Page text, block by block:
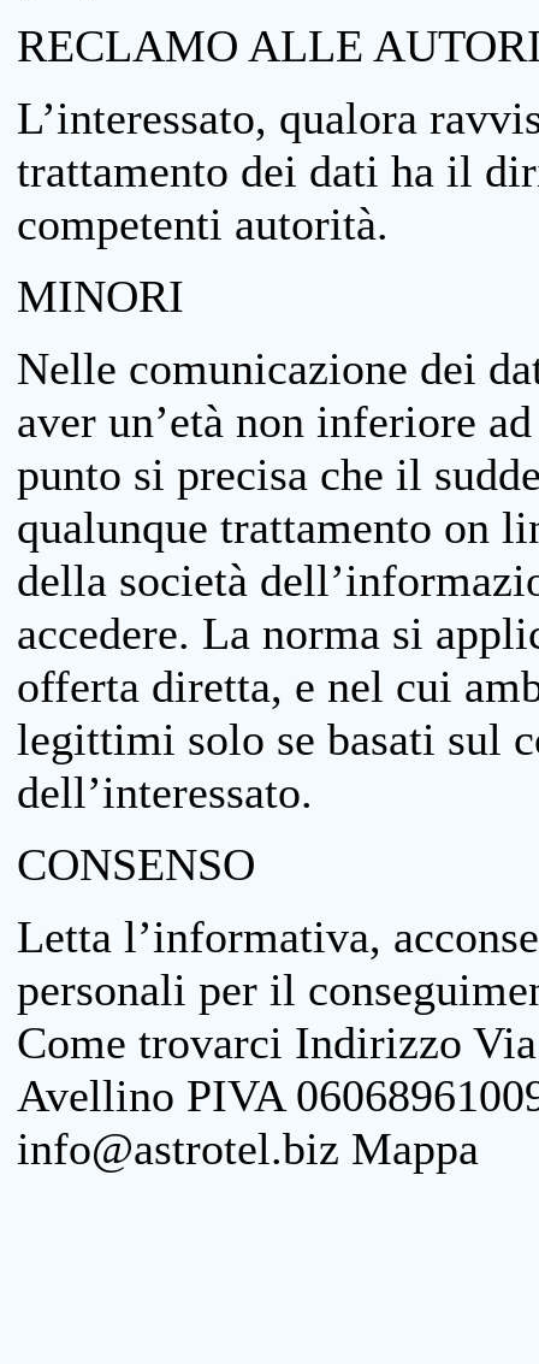
RECLAMO ALLE
L’interessato, qualora
trattamento dei dati ha il
competenti autorità.
MINORI
Nelle comunicazione dei
aver un’età non inferiore
punto si precisa che il
qualunque trattamento on
della società
accedere. La norma si
offerta diretta, e nel cui
legittimi solo se basati sul
dell’interessato.
CONSENSO
Letta l’informativa,
personali per il
Come trovarci Indirizzo
Avellino PIVA
info@astrotel.biz Mappa